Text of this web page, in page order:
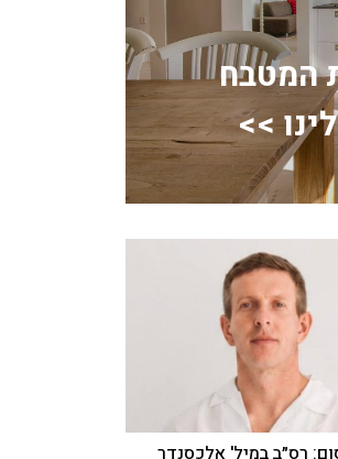
המטבח
>>
רס״ב במיל' אלכסנדר